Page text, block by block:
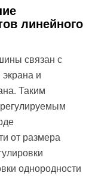
линейного
связан с
и
Таким
от размера
однородности